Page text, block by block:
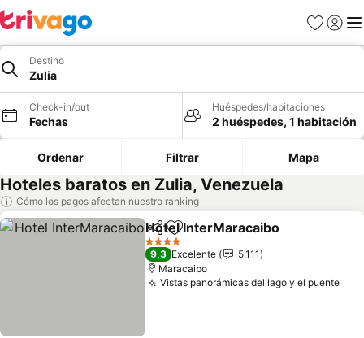
Favoritos
Iniciar
Destino
Zulia
Check-in/out
Fechas
Huéspedes/habitaciones
2 huéspedes, 1 habitación
Ordenar Filtrar Mapa
Hoteles baratos en Zulia, Venezuela
Cómo los pagos afectan nuestro ranking
CompartirAgregar a favoritos
Hotel InterMaracaibo
4 Estrellas
9,3 Excelente
5.111
Maracaibo
Vistas panorámicas del lago y el puente